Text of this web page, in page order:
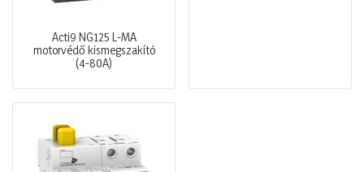
Acti9 NG125 L-MA
motorvédő kismegszakító
(4-80A)